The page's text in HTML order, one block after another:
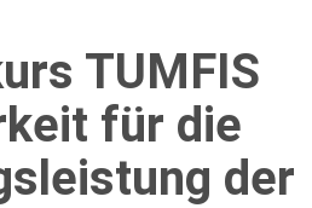
TUMFIS
für die
der